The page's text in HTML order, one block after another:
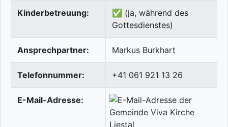
Kinderbetreuung:
✅ (ja, während des
Gottesdienstes)
Ansprechpartner: Markus Burkhart
Telefonnummer: +41 061 921 13 26
E-Mail-Adresse: